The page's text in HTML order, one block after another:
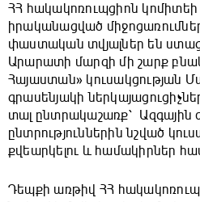
ՀՀ հակակոռուպցիոն կոմիտեի
իրականացված
փաստական տվյալներ են
Արարատի մարզի մի շարք
Հայաստան» կուսակցության
գրասենյակի
տալ ընտրակաշառք՝ Ազգային
ընտրություններին նշված
քվեարկելու և համակիրներ
Դեպքի առթիվ ՀՀ